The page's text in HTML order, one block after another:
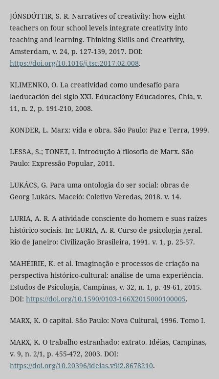
JÓNSDÓTTIR, S. R. Narratives of creativity: how eight
teachers on four school levels integrate creativity into
teaching and learning. Thinking Skills and Creativity,
Amsterdam, v. 24, p. 127-139, 2017. DOI:
https://doi.org/10.1016/j.tsc.2017.02.008.
KLIMENKO, O. La creatividad como undesafío para
laeducación del siglo XXI. Educacióny Educadores, Chía, v.
11, n. 2, p. 191-210, 2008.
KONDER, L. Marx: vida e obra. São Paulo: Paz e Terra, 1999.
LESSA, S.; TONET, I. Introdução à filosofia de Marx. São
Paulo: Expressão Popular, 2011.
LUKÁCS, G. Para uma ontologia do ser social: obras de
Georg Lukács. Maceió: Coletivo Veredas, 2018. v. 14.
LURIA, A. R. A atividade consciente do homem e suas raízes
histórico-sociais. In: LURIA, A. R. Curso de psicologia geral.
Rio de Janeiro: Civilização Brasileira, 1991. v. 1, p. 25-57.
MAHEIRIE, K. et al. Imaginação e processos de criação na
perspectiva histórico-cultural: análise de uma experiência.
Estudos de Psicologia, Campinas, v. 32, n. 1, p. 49-61, 2015.
DOI: https://doi.org/10.1590/0103-166X2015000100005.
MARX, K. O capital. São Paulo: Nova Cultural, 1996. Tomo I.
MARX, K. O trabalho estranhado: extrato. Idéias, Campinas,
v. 9, n. 2/1, p. 455-472, 2003. DOI:
https://doi.org/10.20396/ideias.v9i2.8678210.